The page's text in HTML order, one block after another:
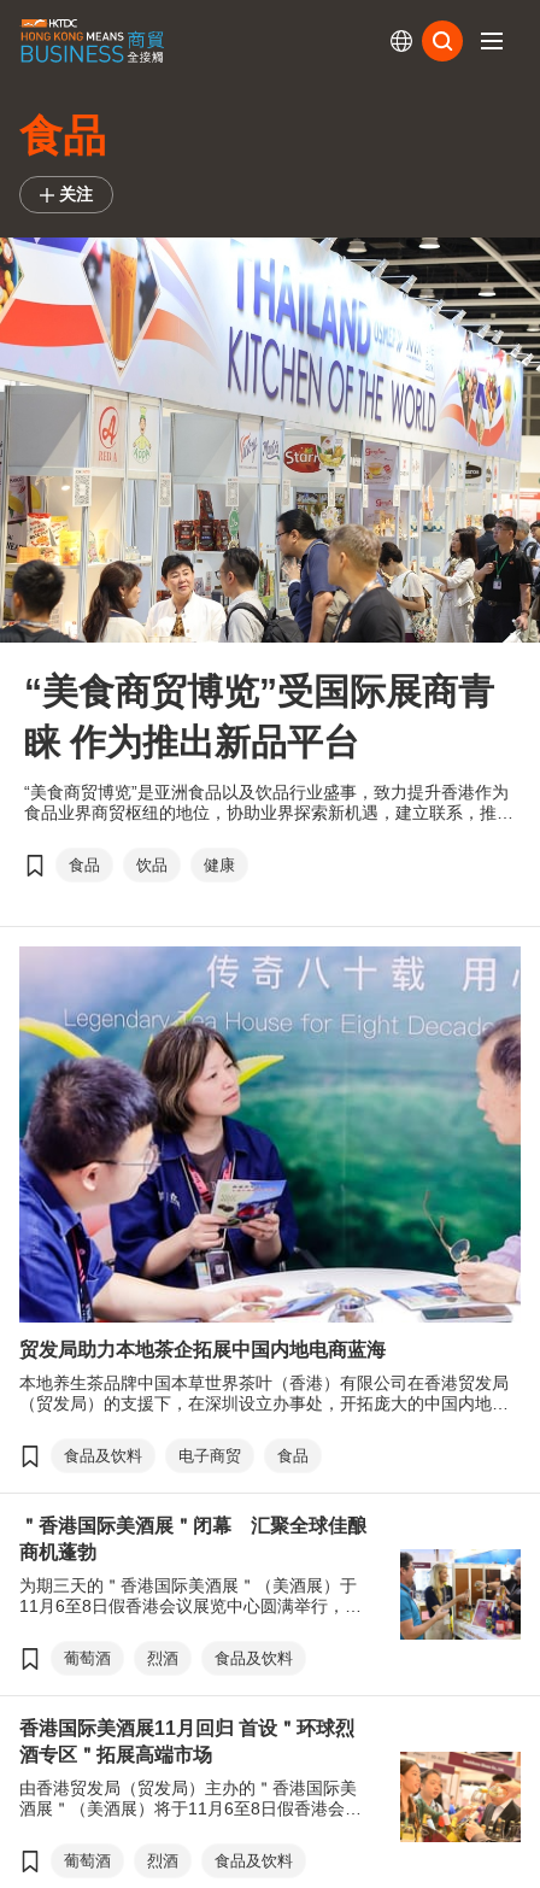
食品
关注
“美食商贸博览”受国际展商青
睐 作为推出新品平台
“美食商贸博览”是亚洲食品以及饮品行业盛事，致力提升香港作为
食品业界商贸枢纽的地位，协助业界探索新机遇，建立联系，推动
食品 饮品 健康
贸发局助力本地茶企拓展中国内地电商蓝海
本地养生茶品牌中国本草世界茶叶（香港）有限公司在香港贸发局
（贸发局）的支援下，在深圳设立办事处，开拓庞大的中国内地电
食品及饮料 电子商贸 食品
＂香港国际美酒展＂闭幕 汇聚全球佳酿
商机蓬勃
为期三天的＂香港国际美酒展＂（美酒展）于
11月6至8日假香港会议展览中心圆满举行，今
的参展商参展，除香港、中国内地和台湾外，
还迎来其他亚洲、欧洲及美洲展商，呈献超过
贸易买家入场参观采购，并迎来18个展团，致
力推动香港成为区内葡萄酒及烈酒贸易枢纽。
葡萄酒 烈酒 食品及饮料
香港国际美酒展11月回归 首设＂环球烈
酒专区＂拓展高端市场
由香港贸发局（贸发局）主办的＂香港国际美
酒展＂（美酒展）将于11月6至8日假香港会议
来自21个国家及地区的展商参与，当中中国白
酒的参展商数目录得明显升幅。为协助业界把
葡萄酒 烈酒 食品及饮料